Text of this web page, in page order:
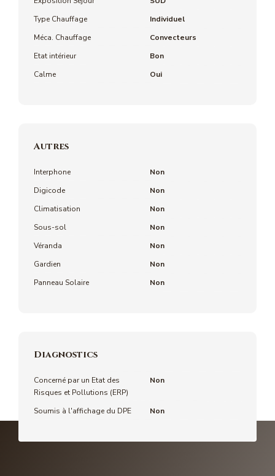
Type Chauffage
Individuel
Méca. Chauffage
Convecteurs
Etat intérieur
Bon
Calme
Oui
Autres
Interphone
Non
Digicode
Non
Climatisation
Non
Sous-sol
Non
Véranda
Non
Gardien
Non
Panneau Solaire
Non
Diagnostics
Concerné par un Etat des
Risques et Pollutions (ERP)
Non
Soumis à l'affichage du DPE Non